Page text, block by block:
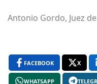
Antonio Gordo, Juez
FACEBOOK X
WHATSAPP